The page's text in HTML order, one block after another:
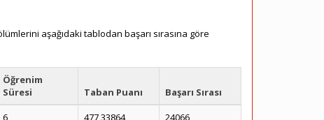
aşağıdaki tablodan başarı sırasına göre
Öğrenim
Süresi
Taban Puanı Başarı Sırası
6 477,33864 24066